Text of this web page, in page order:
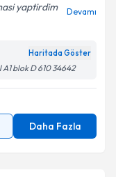
yaptirdim
Devamı
Haritada Göster
blok D 610 34642
Daha Fazla